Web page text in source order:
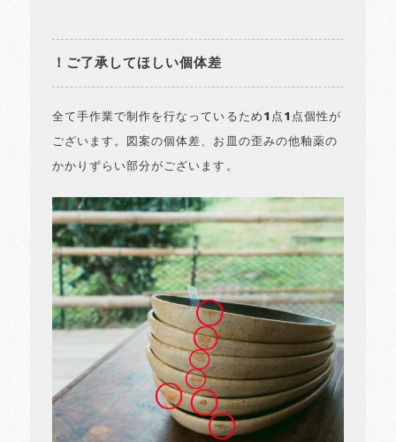
！ご了承してほしい個体差
全て手作業で制作を行なっているため1点1点個性が
ございます。図案の個体差、お皿の歪みの他釉薬の
かかりずらい部分がございます。